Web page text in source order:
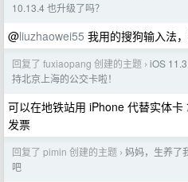
10.13.4 也升级了吗？
@liuzhaowei55 我用的搜狗输入法
回复了 fuxiaopang 创建的主题 › iOS
持北京上海的公交卡啦！
可以在地铁站用 iPhone 代替实体
发票
回复了 pimin 创建的主题 › 妈妈，生养了
吧